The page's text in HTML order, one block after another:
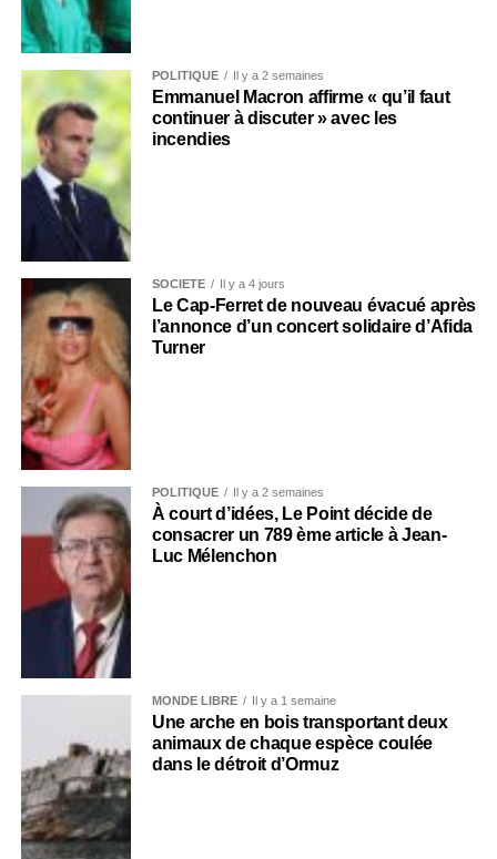
POLITIQUE Il y a 2 semaines
Emmanuel Macron affirme « qu’il faut
continuer à discuter » avec les
incendies
SOCIÉTÉ Il y a 4 jours
Le Cap-Ferret de nouveau évacué après
l’annonce d’un concert solidaire d’Afida
Turner
POLITIQUE Il y a 2 semaines
À court d’idées, Le Point décide de
consacrer un 789 ème article à Jean-
Luc Mélenchon
MONDE LIBRE Il y a 1 semaine
Une arche en bois transportant deux
animaux de chaque espèce coulée
dans le détroit d’Ormuz